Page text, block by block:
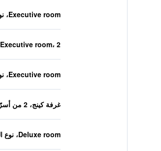
Executive room، نوع السرير غير معروف
Executive room، 2 من أسرّة التوأم
Executive room، نوع السرير غير معروف
غرفة كينج، 2 من أسرّة التوأم
Deluxe room، نوع السرير غير معروف